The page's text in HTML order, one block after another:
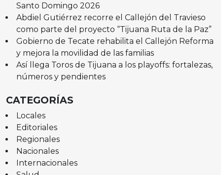
Santo Domingo 2026
Abdiel Gutiérrez recorre el Callejón del Travieso
como parte del proyecto “Tijuana Ruta de la Paz”
Gobierno de Tecate rehabilita el Callejón Reforma
y mejora la movilidad de las familias
Así llega Toros de Tijuana a los playoffs: fortalezas,
números y pendientes
CATEGORÍAS
Locales
Editoriales
Regionales
Nacionales
Internacionales